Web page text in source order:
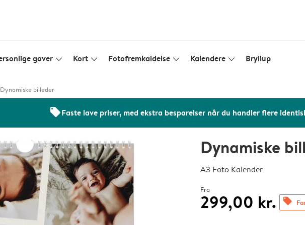
gaver slim_arrow_down Kort slim_arrow_down Fotofremkaldelse slim_arrow_down Kalendere slim_arrow_down Bryllup
Dynamiske billeder
offersFaste lave priser, med ekstra besparelser når du handler flere
Dynamiske
A3 Foto Kalender
Fra
299,00 kr. offers